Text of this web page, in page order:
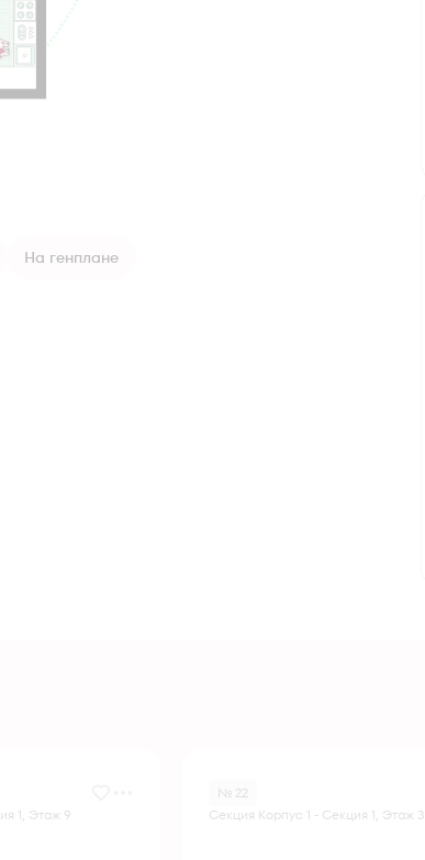
На генплане
1, Этаж 9
№ 22
Секция Корпус 1 - Секция 1, Этаж 3